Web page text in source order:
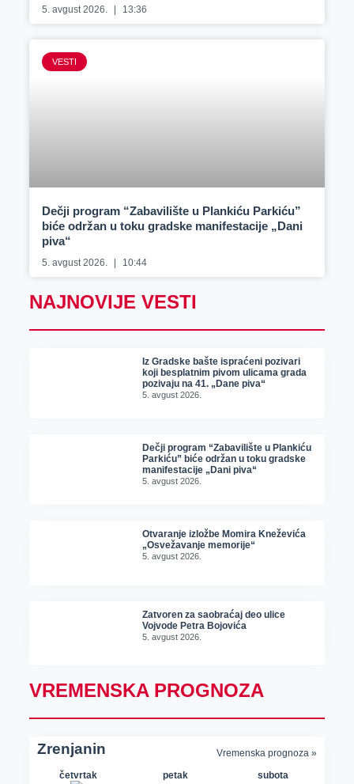
5. avgust 2026. 13:36
VESTI
Dečji program “Zabavilište u Plankiću Parkiću”
biće održan u toku gradske manifestacije „Dani
piva“
5. avgust 2026. 10:44
NAJNOVIJE VESTI
Iz Gradske bašte ispraćeni pozivari
koji besplatnim pivom ulicama grada
pozivaju na 41. „Dane piva“
5. avgust 2026.
Dečji program “Zabavilište u Plankiću
Parkiću” biće održan u toku gradske
manifestacije „Dani piva“
5. avgust 2026.
Otvaranje izložbe Momira Kneževića
„Osvežavanje memorije“
5. avgust 2026.
Zatvoren za saobraćaj deo ulice
Vojvode Petra Bojovića
5. avgust 2026.
VREMENSKA PROGNOZA